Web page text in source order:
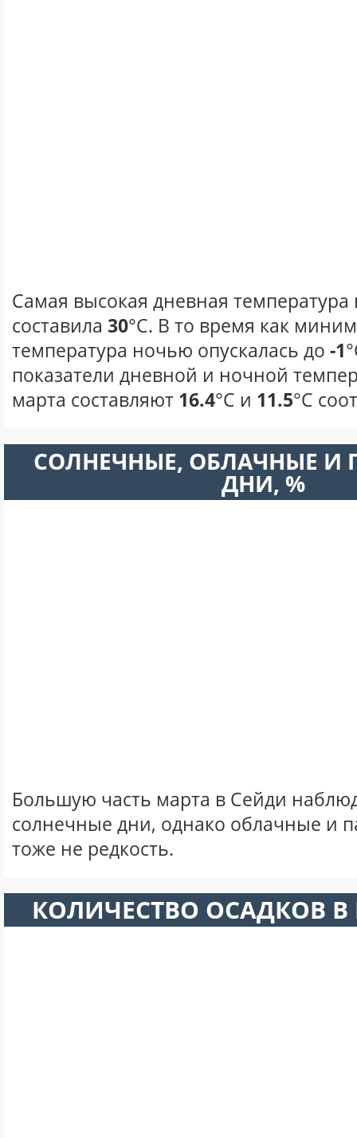
Самая высокая дневная температура
составила 30°С. В то время как
температура ночью опускалась до -1
показатели дневной и ночной
марта составляют 16.4°С и 11.5°С
CОЛНЕЧНЫЕ, ОБЛАЧНЫЕ И
ДНИ, %
Большую часть марта в Сейди
солнечные дни, однако облачные и
тоже не редкость.
КОЛИЧЕСТВО ОСАДКОВ